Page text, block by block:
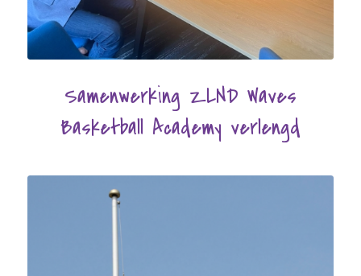
Samenwerking ZLND Waves
Basketball Academy verlengd